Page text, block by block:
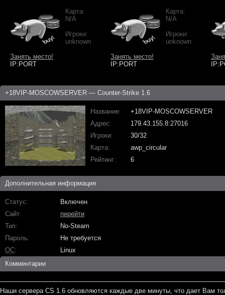
Карта:
N/A
Игроки:
unknown
Занять место!
IP:PORT
Карта:
N/A
Игроки:
unknown
Занять место!
IP:PORT
+18VIP-MOSCOWSERVER — Counter-Strike 1.6
Название
+18VIP-MOSCOWSERVER
Адрес
179.43.155.8:27016
Игроки
30/32
Карта
awp_circular
Рейтинг
6
Дополнительная информация
Статус
Включен
Сайт
перейти
Тип
No-Steam
Пароль
Не требуется
ОС
Linux
Комментарии
Наши сервера CS 1.6 обновляются каждые две минуты, что дает Вам